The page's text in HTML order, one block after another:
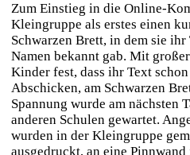
Zum Einstieg in die Online-
Kleingruppe als erstes einen
Schwarzen Brett, in dem sie
Namen bekannt gab. Mit
Kinder fest, dass ihr Text
Abschicken, am Schwarzen
Spannung wurde am nächsten
anderen Schulen gewartet.
wurden in der Kleingruppe
ausgedruckt, an eine